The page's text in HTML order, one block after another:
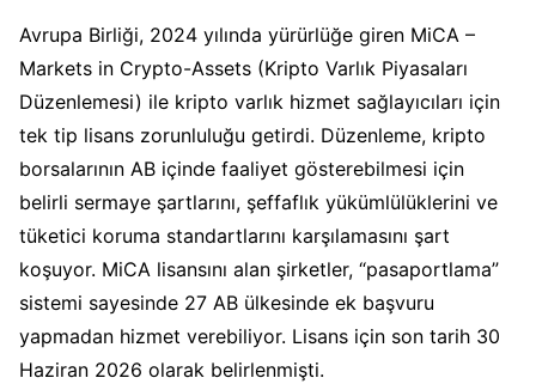
Avrupa Birliği, 2024 yılında yürürlüğe giren MiCA –
Markets in Crypto-Assets (Kripto Varlık Piyasaları
Düzenlemesi) ile kripto varlık hizmet sağlayıcıları için
tek tip lisans zorunluluğu getirdi. Düzenleme, kripto
borsalarının AB içinde faaliyet gösterebilmesi için
belirli sermaye şartlarını, şeffaflık yükümlülüklerini ve
tüketici koruma standartlarını karşılamasını şart
koşuyor. MiCA lisansını alan şirketler, “pasaportlama”
sistemi sayesinde 27 AB ülkesinde ek başvuru
yapmadan hizmet verebiliyor. Lisans için son tarih 30
Haziran 2026 olarak belirlenmişti.